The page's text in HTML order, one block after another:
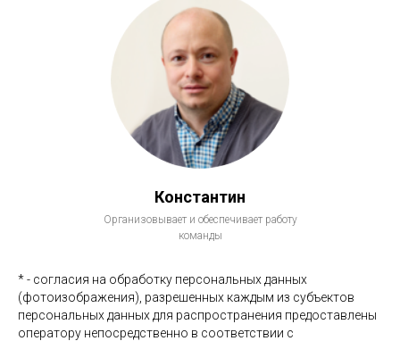
Константин
Организовывает и обеспечивает работу
команды
* - согласия на обработку персональных данных
(фотоизображения), разрешенных каждым из субъектов
персональных данных для распространения предоставлены
оператору непосредственно в соответствии с